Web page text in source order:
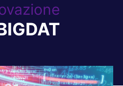
Tu sei qui: